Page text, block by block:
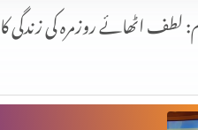
لطف اٹھائے روزمرہ کی زندگی کا